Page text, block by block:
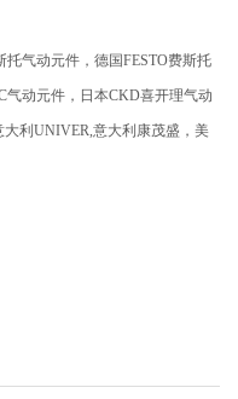
托气动元件，德国FESTO费斯托
气动元件，日本CKD喜开理气动
大利UNIVER,意大利康茂盛，美